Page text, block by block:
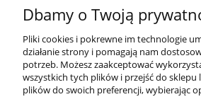
PŁATNOŚCI I
OFERTA
Dbamy o Twoją
Pliki cookies i pokrewne im technologie
działanie strony i pomagają nam
potrzeb. Możesz zaakceptować
wszystkich tych plików i przejść do sklepu
plików do swoich preferencji, wybierając